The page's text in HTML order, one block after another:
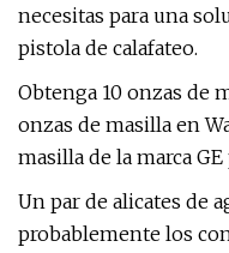
necesitas para una
pistola de calafateo.
Obtenga 10 onzas de
onzas de masilla en
masilla de la marca
Un par de alicates de
probablemente los